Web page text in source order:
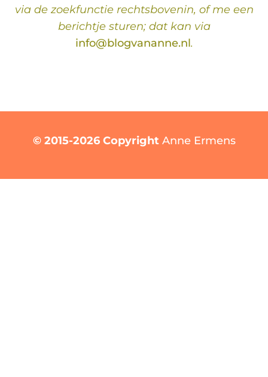
via de zoekfunctie rechtsbovenin, of me een
berichtje sturen; dat kan via
info@blogvananne.nl.
© 2015-2026 Copyright Anne Ermens